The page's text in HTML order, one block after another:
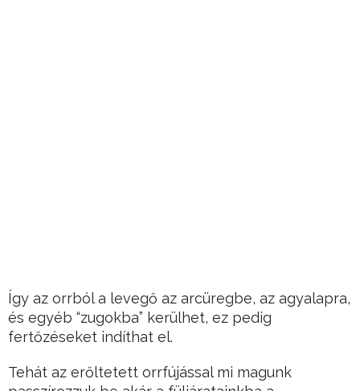
Így az orrból a levegő az arcüregbe, az agyalapra,
és egyéb “zugokba” kerülhet, ez pedig
fertőzéseket indíthat el.
Tehát az erőltetett orrfújással mi magunk